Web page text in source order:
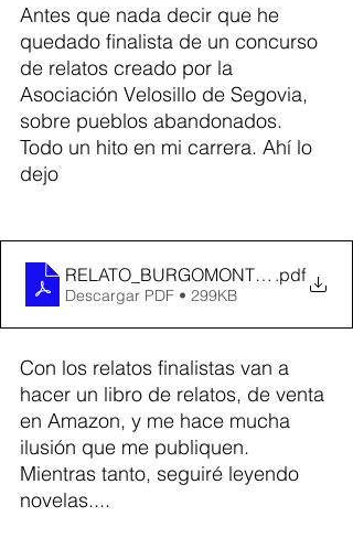
Antes que nada decir que he
quedado finalista de un concurso
de relatos creado por la
Asociación Velosillo de Segovia,
sobre pueblos abandonados.
Todo un hito en mi carrera. Ahí lo
dejo
RELATO_BURGOMONTAÑA.pdf
Descargar PDF • 299KB
Con los relatos finalistas van a
hacer un libro de relatos, de venta
en Amazon, y me hace mucha
ilusión que me publiquen.
Mientras tanto, seguiré leyendo
novelas....